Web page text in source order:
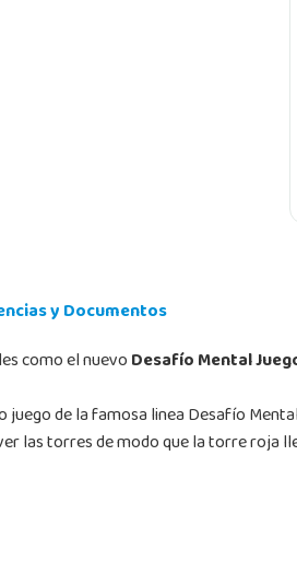
y Documentos
como el nuevoDesafío Mental
de la famosa linea Desafío
las torres de modo que la torre roja